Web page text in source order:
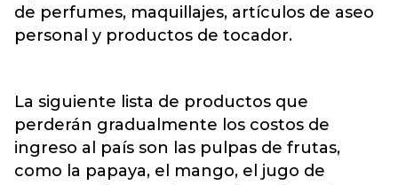
de perfumes, maquillajes, artículos de aseo
personal y productos de tocador.
La siguiente lista de productos que
perderán gradualmente los costos de
ingreso al país son las pulpas de frutas,
como la papaya, el mango, el jugo de